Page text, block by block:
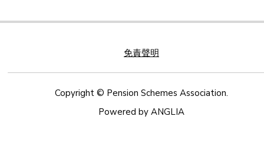
免責聲明
Copyright © Pension Schemes Association.
Powered by ANGLIA